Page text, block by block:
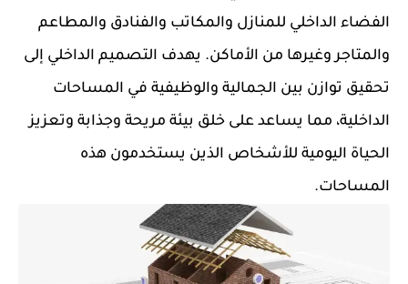
الفضاء الداخلي للمنازل والمكاتب والفنادق والمطاعم
والمتاجر وغيرها من الأماكن. يهدف التصميم الداخلي إلى
تحقيق توازن بين الجمالية والوظيفية في المساحات
الداخلية، مما يساعد على خلق بيئة مريحة وجذابة وتعزيز
الحياة اليومية للأشخاص الذين يستخدمون هذه
المساحات.